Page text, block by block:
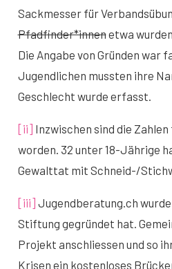
Sackmesser für
Pfadfinder*innenetwa
Die Angabe von Gründen war
Jugendlichen mussten ihre
Geschlecht wurde erfasst.
[ii] Inzwischen sind die
worden. 32 unter 18-Jährige
Gewalttat mit Schneid-/
[iii] Jugendberatung.ch wurde
Stiftung gegründet hat.
Projekt anschliessen und so
Krisen ein kostenloses